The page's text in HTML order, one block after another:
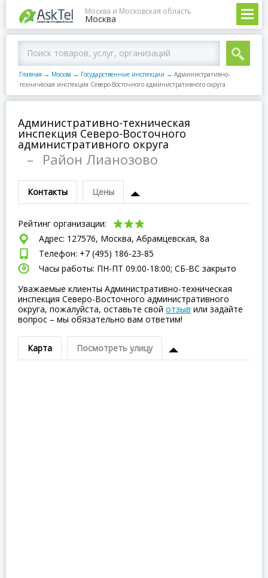
Москва и Московская область
Москва
Главная → Москва → Государственные инспекции → Административно-
техническая инспекция Северо-Восточного административного округа
Административно-техническая
инспекция Северо-Восточного
административного округа
– Район Лианозово
Контакты Цены
Рейтинг организации:
Адрес: 127576, Москва, Абрамцевская, 8а
Телефон: +7 (495) 186-23-85
Часы работы: ПН-ПТ 09:00-18:00; СБ-ВC закрыто
Уважаемые клиенты Административно-техническая
инспекция Северо-Восточного административного
округа, пожалуйста, оставьте свой отзыв или задайте
вопрос – мы обязательно вам ответим!
Карта Посмотреть улицу